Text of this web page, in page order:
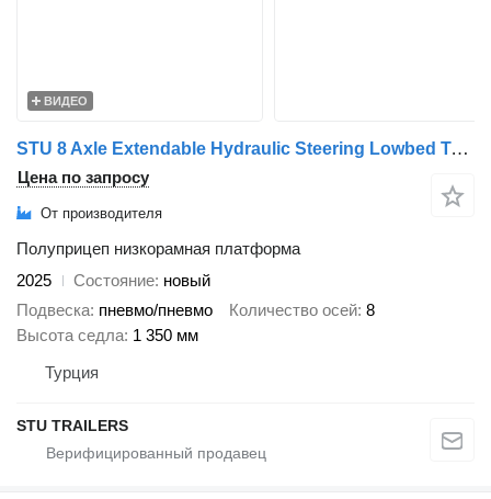
ВИДЕО
STU 8 Axle Extendable Hydraulic Steering Lowbed Trailer
Цена по запросу
От производителя
Полуприцеп низкорамная платформа
2025
Состояние новый
Подвеска пневмо/пневмо Количество осей 8
Высота седла 1 350 мм
Турция
STU TRAILERS